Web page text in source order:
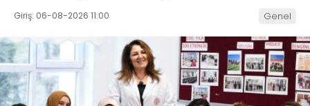
Giriş: 06-08-2026 11:00 Genel